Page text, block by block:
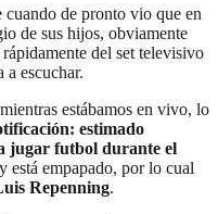
cuando de pronto vio que en
de sus hijos, obviamente
del set televisivo
a escuchar.
estábamos en vivo, lo
estimado
jugar futbol durante el
está empapado, por lo cual
Repenning.